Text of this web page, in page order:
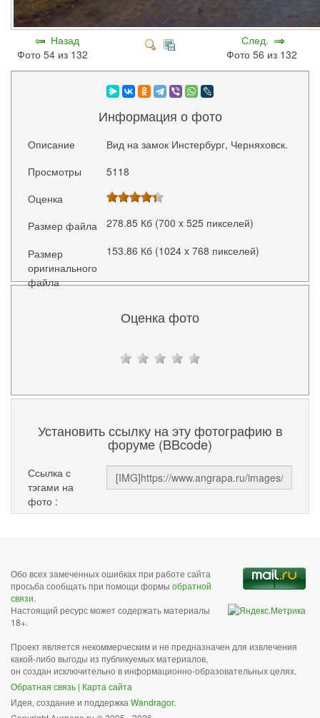
Назад
Фото 54 из 132
След.
Фото 56 из 132
Информация о фото
Описание
Вид на замок Инстербург, Черняховск.
Просмотры
5118
Оценка
Размер файла
278.85 Кб (700 x 525 пикселей)
Размер
оригинального
файла
153.86 Кб (1024 x 768 пикселей)
Оценка фото
Установить ссылку на эту фотографию в
форуме (BBcode)
Ссылка с
тэгами на
фото :
Обо всех замеченных ошибках при работе сайта
просьба сообщать при помощи формы обратной
связи.
Настоящий ресурс может содержать материалы
18+.
Проект является некоммерческим и не предназначен для извлечения
какой-либо выгоды из публикуемых материалов,
он создан исключительно в информационно-образовательных целях.
Обратная связь | Карта сайта
Идея, создание и поддержка Wandragor.